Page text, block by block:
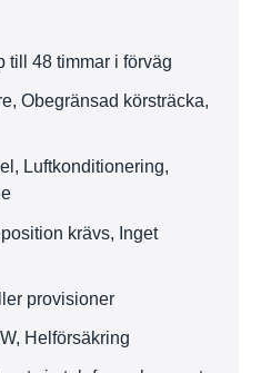
till 48 timmar i förväg
Obegränsad körsträcka,
Luftkonditionering,
krävs, Inget
provisioner
Helförsäkring